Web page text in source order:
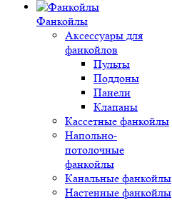
Фанкойлы
Аксессуары для
фанкойлов
Пульты
Поддоны
Панели
Клапаны
Кассетные фанкойлы
Напольно-
потолочные
фанкойлы
Канальные фанкойлы
Настенные фанкойлы